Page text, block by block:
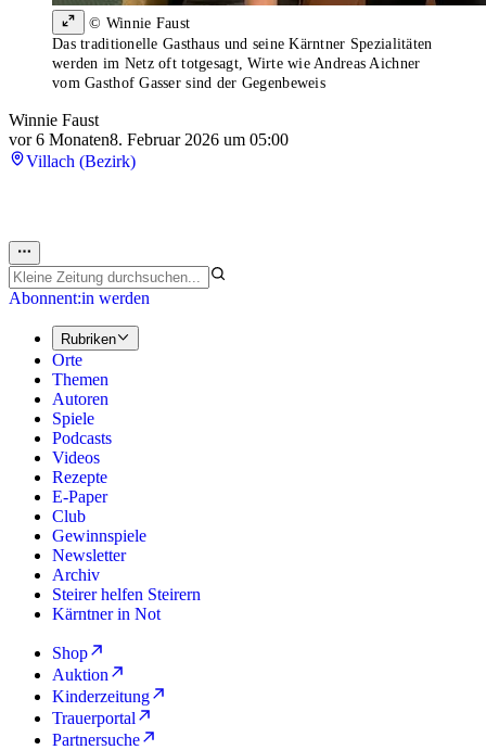
© Winnie Faust
Das traditionelle Gasthaus und seine Kärntner Spezialitäten
werden im Netz oft totgesagt, Wirte wie Andreas Aichner
vom Gasthof Gasser sind der Gegenbeweis
Winnie Faust
vor 6 Monaten8. Februar 2026 um 05:00
Villach (Bezirk)
Abonnent:in werden
Rubriken
Orte
Themen
Autoren
Spiele
Podcasts
Videos
Rezepte
E-Paper
Club
Gewinnspiele
Newsletter
Archiv
Steirer helfen Steirern
Kärntner in Not
Shop
Auktion
Kinderzeitung
Trauerportal
Partnersuche